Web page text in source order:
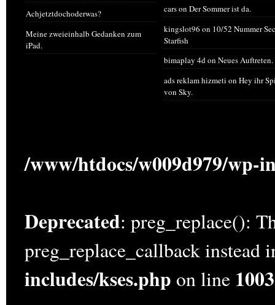
Achjetztdochoderwas?
Meine zweieinhalb Gedanken zum
iPad.
carson Der Sommer ist da.
kingslot96 on 10/52 Nummer
Starfish
bimaplay 4don Neues Auftreten.
ads reklam hizmeti on Hey ihr
von Sky.
/www/htdocs/w009d979/wp-
Deprecated: preg_replace():
preg_replace_callback instead
includes/kses.php on line 1003